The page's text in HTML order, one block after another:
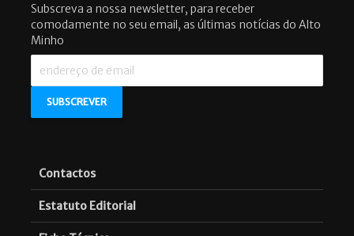
Subscreva a nossa newsletter, para receber
comodamente no seu email, as últimas notícias do Alto
Minho
Contactos
Estatuto Editorial